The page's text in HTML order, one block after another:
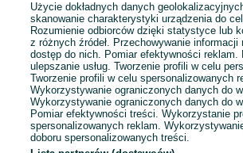
Przejdź na stronę
Użycie dokładnych danych
skanowanie charakterystyki urządzenia do
Rozumienie odbiorców dzięki statystyce lub
z różnych źródeł. Przechowywanie informacji
dostęp do nich. Pomiar efektywności reklam.
ulepszanie usług. Tworzenie profili w celu
Tworzenie profili w celu spersonalizowanych
Wykorzystywanie ograniczonych danych do
Wykorzystywanie ograniczonych danych do
Pomiar efektywności treści. Wykorzystanie
spersonalizowanych reklam.
doboru spersonalizowanych treści.